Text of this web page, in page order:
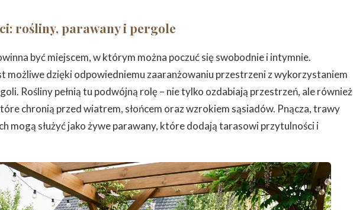
rośliny, parawany i pergole
być miejscem, w którym można poczuć się swobodnie i intymnie.
możliwe dzięki odpowiedniemu zaaranżowaniu przestrzeni z wykorzystaniem
Rośliny pełnią tu podwójną rolę – nie tylko ozdabiają przestrzeń, ale również
chronią przed wiatrem, słońcem oraz wzrokiem sąsiadów. Pnącza, trawy
mogą służyć jako żywe parawany, które dodają tarasowi przytulności i